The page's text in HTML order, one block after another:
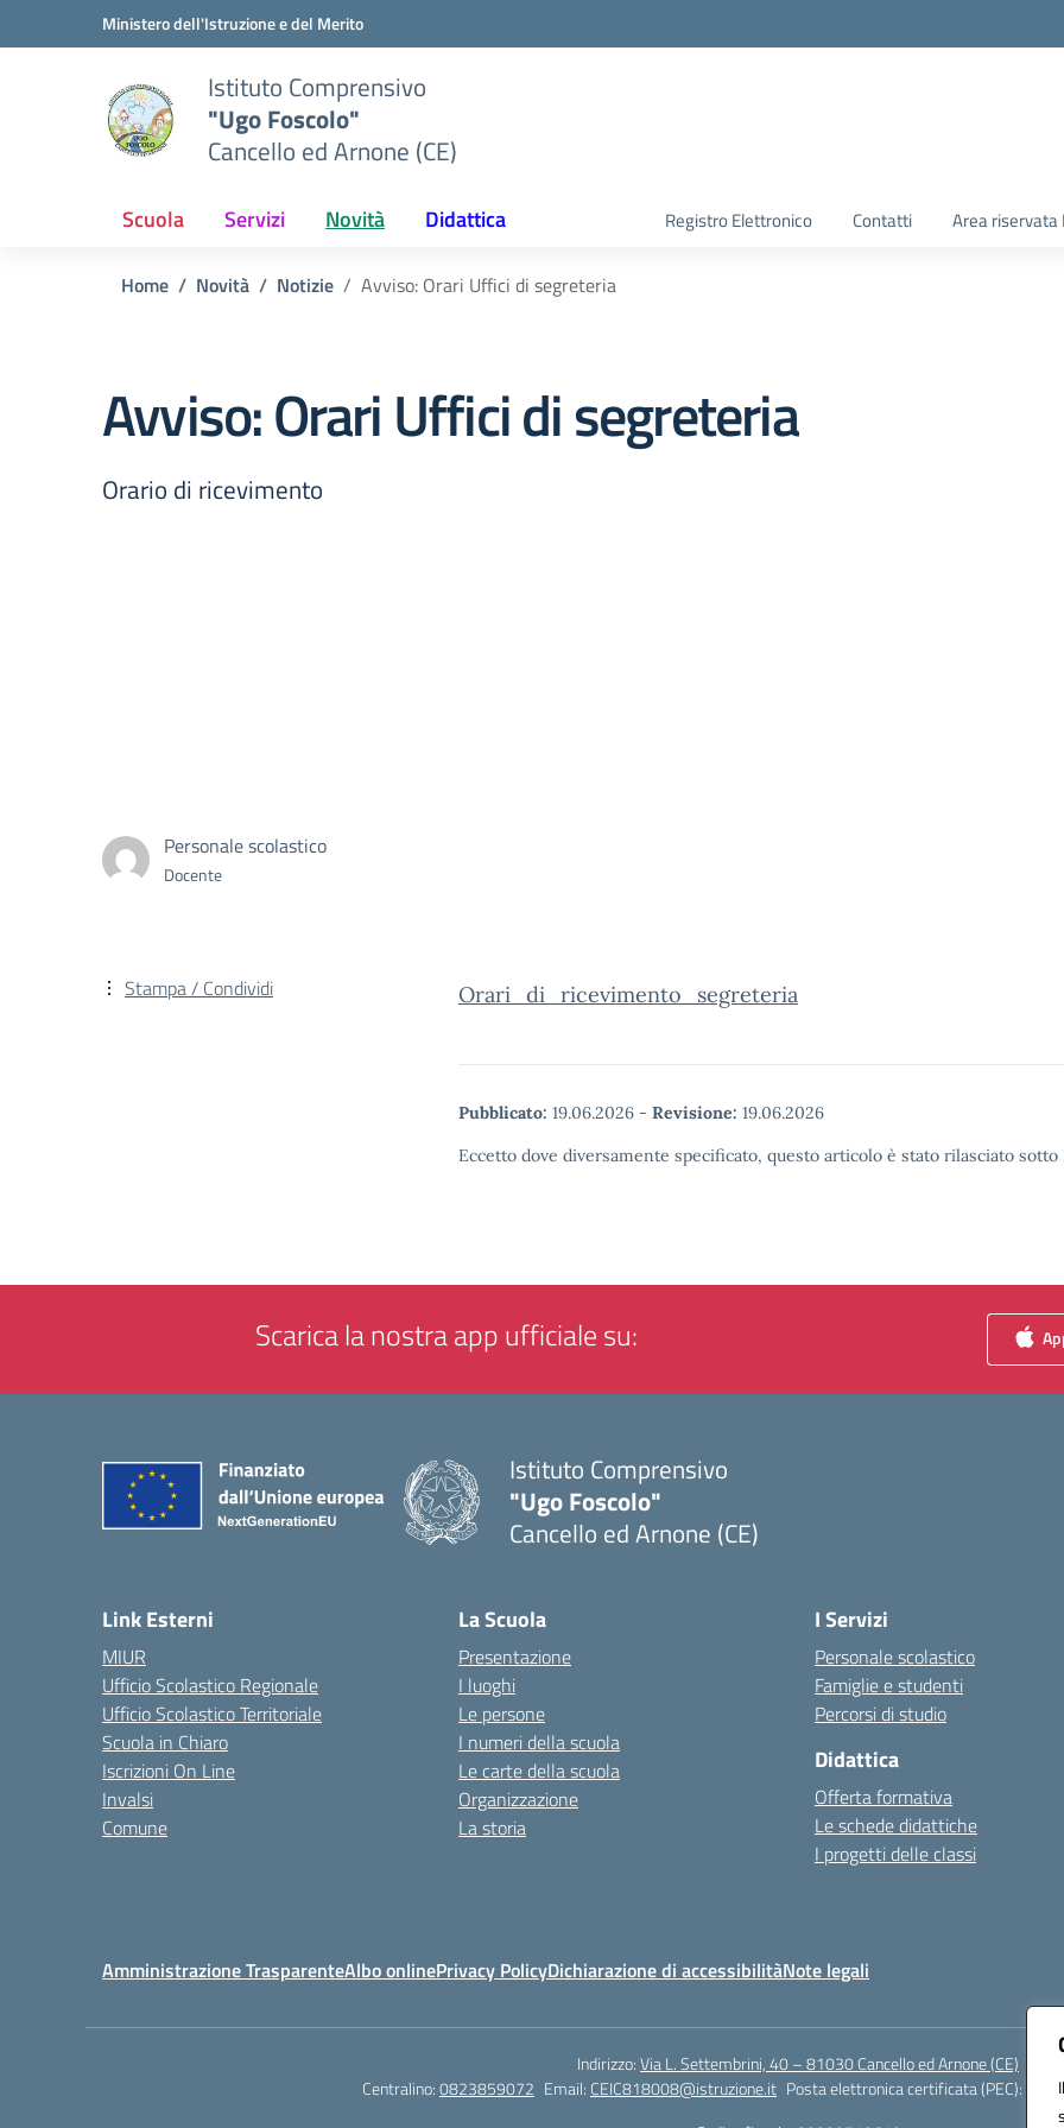
Vai ai contenuti
Vai al menu di navigazioneMinistero dell'Istruzione e del Merito
Istituto Comprensivo
"Ugo Foscolo"
Cancello ed Arnone (CE)
Scuola Servizi Novità Didattica Registro Elettronico Contatti Area riservata
Home Novità Notizie Avviso: Orari Uffici di segreteria
Avviso: Orari Uffici di segreteria
Orario di ricevimento
Personale scolastico
Docente
Orari_di_ricevimento_segreteria
Pubblicato: 19.06.2026 - Revisione: 19.06.2026
Eccetto dove diversamente specificato, questo articolo è stato rilasciato
Stampa / Condividi
Scarica la nostra app ufficiale su:
Istituto Comprensivo
"Ugo Foscolo"
Cancello ed Arnone (CE)
Link Esterni
MIUR
Ufficio Scolastico Regionale
Ufficio Scolastico Territoriale
Scuola in Chiaro
Iscrizioni On Line
Invalsi
Comune
La Scuola
Presentazione
I luoghi
Le persone
I numeri della scuola
Le carte della scuola
Organizzazione
La storia
I Servizi
Personale scolastico
Famiglie e studenti
Percorsi di studio
Didattica
Offerta formativa
Le schede didattiche
I progetti delle classi
Amministrazione TrasparenteAlbo onlinePrivacy PolicyDichiarazione di accessibilitàNote legali
Indirizzo:Via L. Settembrini, 40 – 81030 Cancello ed Arnone (CE)
Centralino:0823859072 Email: CEIC818008@istruzione.it Posta elettronica certificata (PEC):